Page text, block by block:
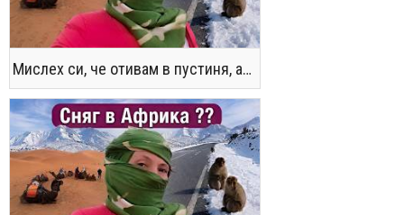
Мислех си, че отивам в пустиня, а се озовах в снега !! / Not the Morocco You Know